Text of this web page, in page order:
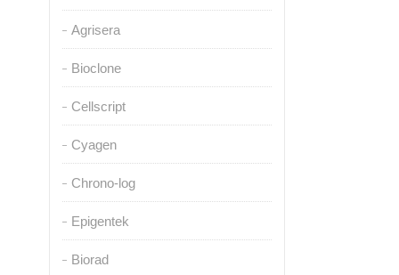
Agrisera
Bioclone
Cellscript
Cyagen
Chrono-log
Epigentek
Biorad